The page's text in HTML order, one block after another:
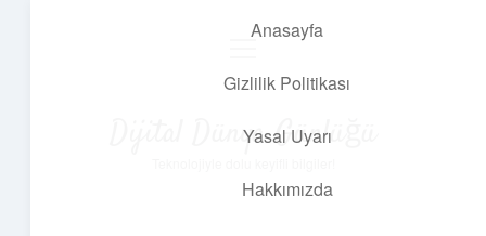
Anasayfa
Gizlilik Politikası
Yasal Uyarı
Hakkımızda
Dijital Dünya Günlüğü